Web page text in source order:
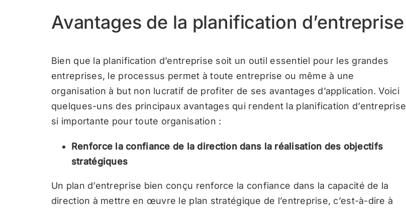
Avantages de la planification d’entreprise
Bien que la planification d’entreprise soit un outil essentiel pour les grandes
entreprises, le processus permet à toute entreprise ou même à une
organisation à but non lucratif de profiter de ses avantages d’application. Voici
quelques-uns des principaux avantages qui rendent la planification d’entreprise
si importante pour toute organisation :
Renforce la confiance de la direction dans la réalisation des objectifs
stratégiques
Un plan d’entreprise bien conçu renforce la confiance dans la capacité de la
direction à mettre en œuvre le plan stratégique de l’entreprise, c’est-à-dire à